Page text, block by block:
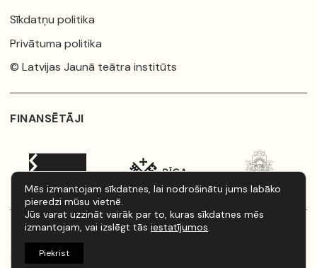
Sīkdatņu politika
Privātuma politika
© Latvijas Jaunā teātra institūts
FINANSĒTĀJI
Organizējam:
Homo Novus
Izstrāde:artistaurins.lv
Mēs izmantojam sīkdatnes, lai nodrošinātu jums labāko
pieredzi mūsu vietnē.
Jūs varat uzzināt vairāk par to, kuras sīkdatnes mēs
izmantojam, vai izslēgt tās iestatījumos.
Piekrist